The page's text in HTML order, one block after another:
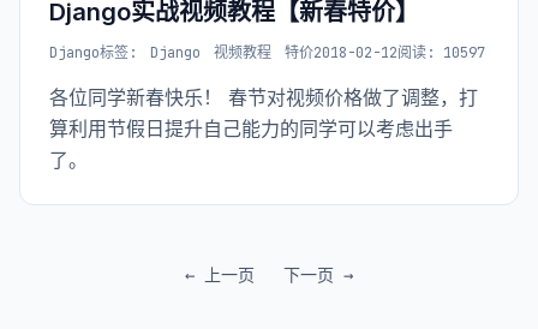
Django实战视频教程【新春特价】
Django标签: Django 视频教程 特价2018-02-12阅读: 10597
各位同学新春快乐！ 春节对视频价格做了调整，打
算利用节假日提升自己能力的同学可以考虑出手
了。
← 上一页 下一页 →